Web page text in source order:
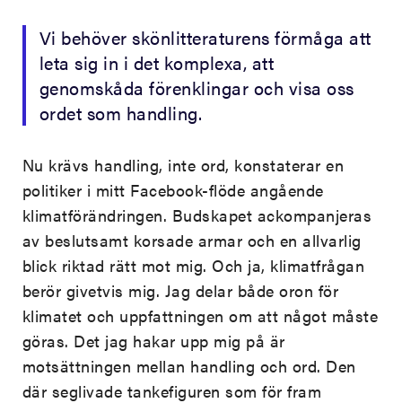
Vi behöver skönlitteraturens förmåga att
leta sig in i det komplexa, att
genomskåda förenklingar och visa oss
ordet som handling.
Nu krävs handling, inte ord, konstaterar en
politiker i mitt Facebook-flöde angående
klimatförändringen. Budskapet ackompanjeras
av beslutsamt korsade armar och en allvarlig
blick riktad rätt mot mig. Och ja, klimatfrågan
berör givetvis mig. Jag delar både oron för
klimatet och uppfattningen om att något måste
göras. Det jag hakar upp mig på är
motsättningen mellan handling och ord. Den
där seglivade tankefiguren som för fram